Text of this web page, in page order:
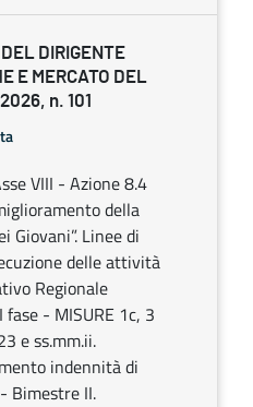
DIRIGENTE
E MERCATO DEL
n. 101
VIII - Azione 8.4
della
Giovani”. Linee di
delle attività
Regionale
- MISURE 1c, 3
e ss.mm.ii.
indennità di
Bimestre II.